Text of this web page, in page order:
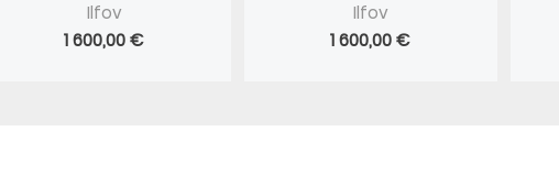
Ilfov
1 600,00 €
Ilfov
1 600,00 €